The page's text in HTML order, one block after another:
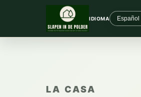
IDIOMA
LA CASA